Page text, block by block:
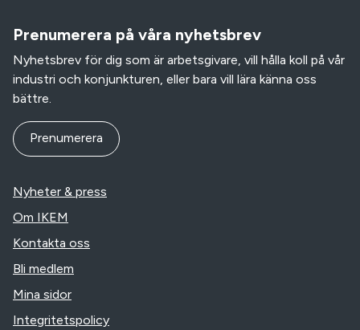
Prenumerera på våra nyhetsbrev
Nyhetsbrev för dig som är arbetsgivare, vill hålla koll på vår
industri och konjunkturen, eller bara vill lära känna oss
bättre.
Prenumerera
Nyheter & press
Om IKEM
Kontakta oss
Bli medlem
Mina sidor
Integritetspolicy